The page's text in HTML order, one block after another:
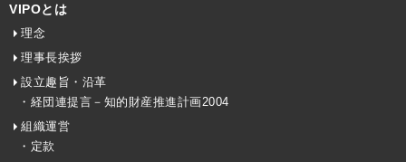
VIPOとは
理念
理事長挨拶
設立趣旨・沿革
・経団連提言－知的財産推進計画2004
組織運営
・定款